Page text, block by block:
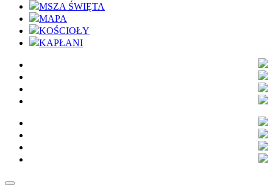
MSZA ŚWIĘTA
MAPA
KOŚCIOŁY
KAPŁANI